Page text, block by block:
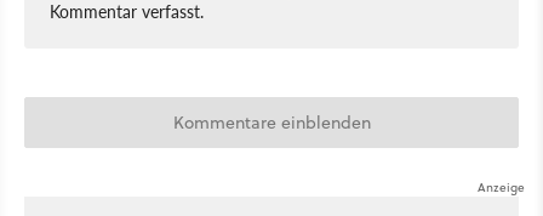
Kommentar verfasst.
Kommentare einblenden